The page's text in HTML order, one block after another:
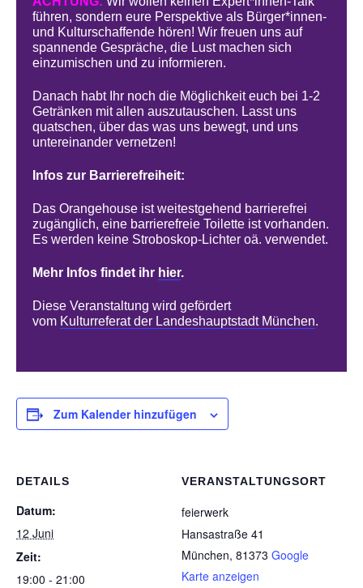
führen, sondern eure Perspektive als Bürger*innen-
und Kulturschaffende hören! Wir freuen uns auf
spannende Gespräche, die Lust machen sich
einzumischen und zu informieren.
Danach habt Ihr noch die Möglichkeit euch bei 1-2
Getränken mit allen auszutauschen. Lasst uns
quatschen, über das was uns bewegt, und uns
untereinander vernetzen!
Infos zur Barrierefreiheit:
Das Orangehouse ist weitestgehend barrierefrei
zugänglich, eine barrierefreie Toilette ist vorhanden.
Es werden keine Stroboskop-Lichter oä. verwendet.
Mehr Infos findet ihr hier.
Diese Veranstaltung wird gefördert
vom Kulturreferat der Landeshauptstadt München.
Zum Kalender hinzufügen
DETAILS
Datum:
12 Juni
Zeit:
19:00 - 21:00
VERANSTALTUNGSORT
feierwerk
Hansastraße 41
München, 81373 Google
Karte anzeigen